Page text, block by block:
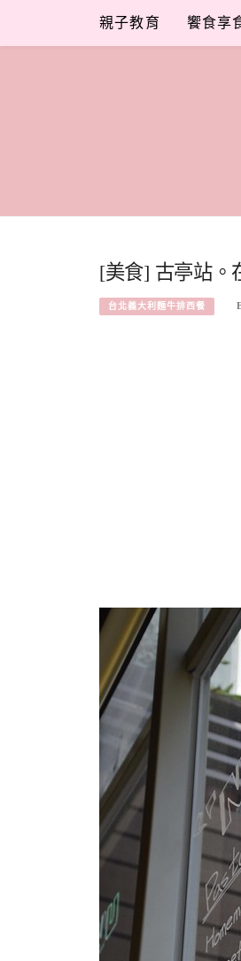
content
親子教育 饗食享
[美食] 古亭站。
台北義大利麵牛排西餐